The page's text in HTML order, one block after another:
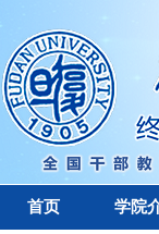
首页 学院